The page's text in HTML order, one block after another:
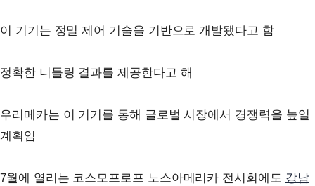
이 기기는 정밀 제어 기술을 기반으로 개발됐다고 함
정확한 니들링 결과를 제공한다고 해
우리메카는 이 기기를 통해 글로벌 시장에서 경쟁력을 높일
계획임
7월에 열리는 코스모프로프 노스아메리카 전시회에도 강남